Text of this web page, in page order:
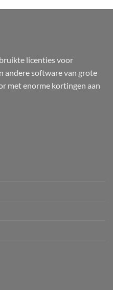
licenties voor
andere software van grote
met enorme kortingen aan